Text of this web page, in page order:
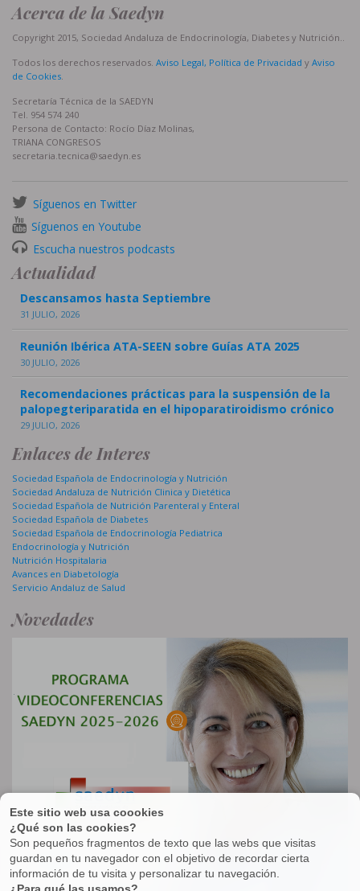
Acerca de la Saedyn
Copyright 2015, Sociedad Andaluza de Endocrinología, Diabetes y Nutrición..
Todos los derechos reservados. Aviso Legal, Política de Privacidad y Aviso
de Cookies
Secretaría Técnica de la SAEDYN
Tel. 954 574 240
Persona de Contacto: Rocío Díaz Molinas,
TRIANA CONGRESOS
secretaria.tecnica@saedyn.es
Síguenos en Twitter
Síguenos en Youtube
Escucha nuestros podcasts
Actualidad
Descansamos hasta Septiembre
31 JULIO, 2026
Reunión Ibérica ATA-SEEN sobre Guías ATA 2025
30 JULIO, 2026
Recomendaciones prácticas para la suspensión de la
palopegteriparatida en el hipoparatiroidismo crónico
29 JULIO, 2026
Enlaces de Interes
Sociedad Española de Endocrinología y Nutrición
Sociedad Andaluza de Nutrición Clinica y Dietética
Sociedad Española de Nutrición Parenteral y Enteral
Sociedad Española de Diabetes
Sociedad Española de Endocrinología Pediatrica
Endocrinología y Nutrición
Nutrición Hospitalaria
Avances en Diabetología
Servicio Andaluz de Salud
Novedades